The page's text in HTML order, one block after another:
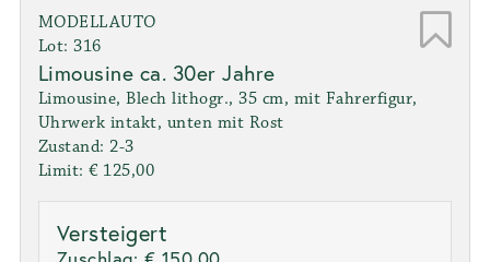
MODELLAUTO
Lot: 316
Limousine ca. 30er Jahre
Limousine, Blech lithogr., 35 cm, mit Fahrerfigur,
Uhrwerk intakt, unten mit Rost
Zustand: 2-3
Limit: € 125,00
Versteigert